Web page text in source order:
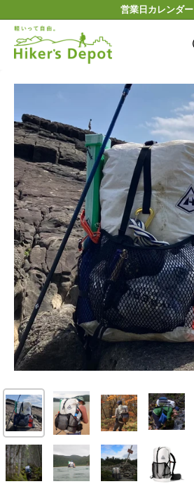
ン
営業日カレンダー
Hiker'sDepot